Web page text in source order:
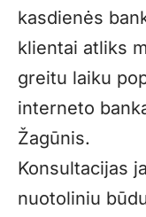
kasdienės
klientai atliks
greitu laiku
interneto
Žagūnis.
Konsultacijas
nuotoliniu